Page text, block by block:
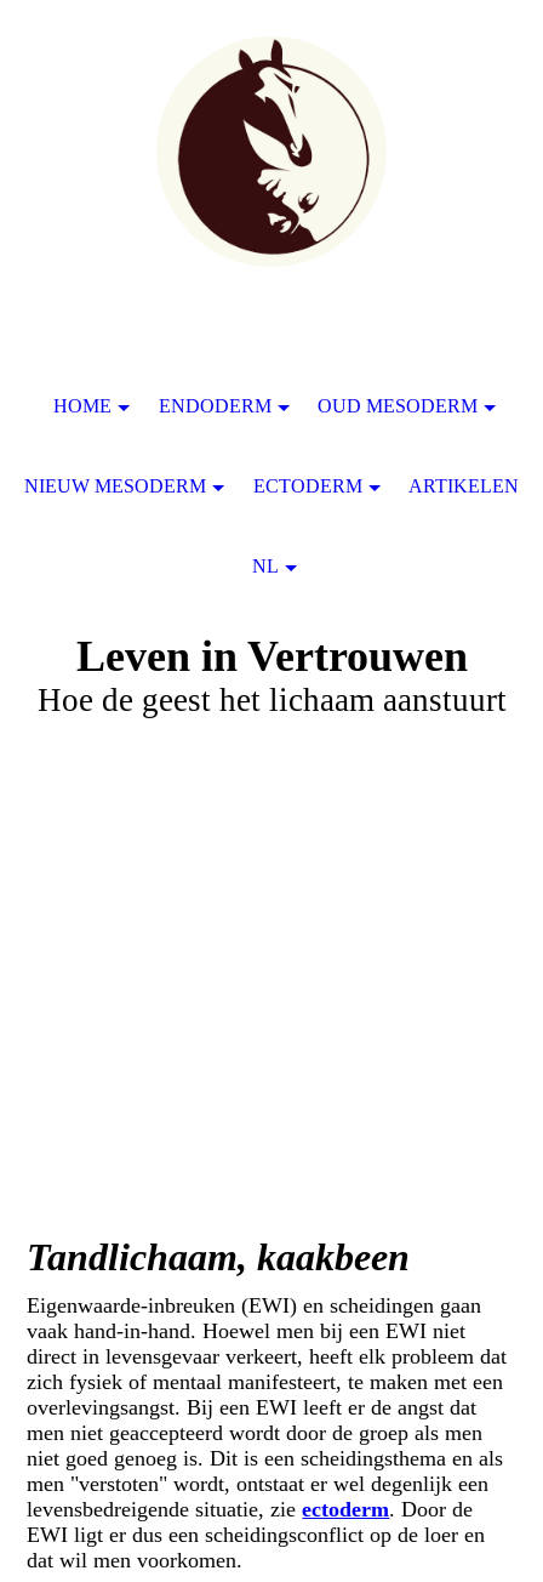
Leven in Vertrouwen
Hoe de geest het lichaam aanstuurt
Tandlichaam, kaakbeen
Eigenwaarde-inbreuken (EWI) en scheidingen gaan
vaak hand-in-hand. Hoewel men bij een EWI niet
direct in levensgevaar verkeert, heeft elk probleem dat
zich fysiek of mentaal manifesteert, te maken met een
overlevingsangst. Bij een EWI leeft er de angst dat
men niet geaccepteerd wordt door de groep als men
niet goed genoeg is. Dit is een scheidingsthema en als
men "verstoten" wordt, ontstaat er wel degenlijk een
levensbedreigende situatie, zieectoderm. Door de
EWI ligt er dus een scheidingsconflict op de loer en
dat wil men voorkomen.
HOME ENDODERM OUD MESODERM
NIEUW MESODERM ECTODERM ARTIKELEN
NL